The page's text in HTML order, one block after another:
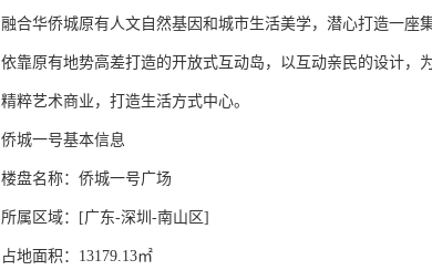
融合华侨城原有人文自然基因和城市生活美学，潜心打造一座
依靠原有地势高差打造的开放式互动岛，以互动亲民的设计，
精粹艺术商业，打造生活方式中心。
侨城一号基本信息
楼盘名称：侨城一号广场
所属区域：[广东-深圳-南山区]
占地面积：13179.13㎡